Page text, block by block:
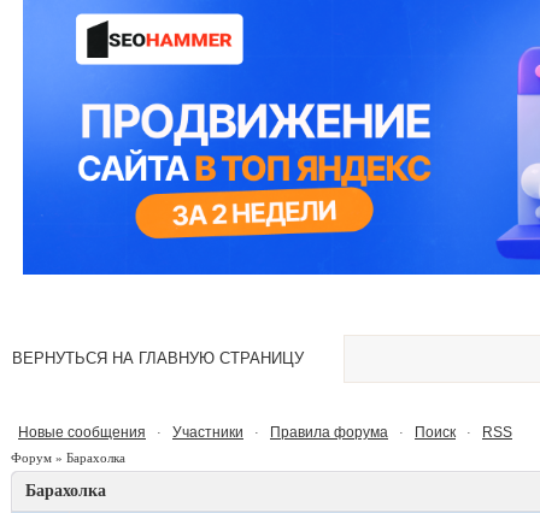
ВЕРНУТЬСЯ НА ГЛАВНУЮ СТРАНИЦУ
Новые сообщения · Участники · Правила форума · Поиск · RSS
Форум » Барахолка
Барахолка